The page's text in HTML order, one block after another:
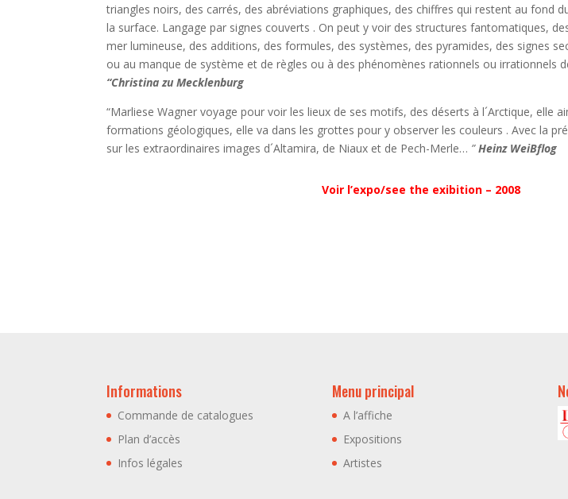
triangles noirs, des carrés, des abréviations graphiques, des chiffres qui restent au fond
la surface. Langage par signes couverts . On peut y voir des structures fantomatiques,
mer lumineuse, des additions, des formules, des systèmes, des pyramides, des signes
ou au manque de système et de règles ou à des phénomènes rationnels ou irrationnels
“Christina zu Mecklenburg
“Marliese Wagner voyage pour voir les lieux de ses motifs, des déserts à l´Arctique, elle
formations géologiques, elle va dans les grottes pour y observer les couleurs . Avec la
sur les extraordinaires images d´Altamira, de Niaux et de Pech-Merle… ”Heinz WeiBflog
Voir l’expo/see the exibition – 2008
Informations
Commande de catalogues
Plan d’accès
Infos légales
Menu principal
A l’affiche
Expositions
Artistes